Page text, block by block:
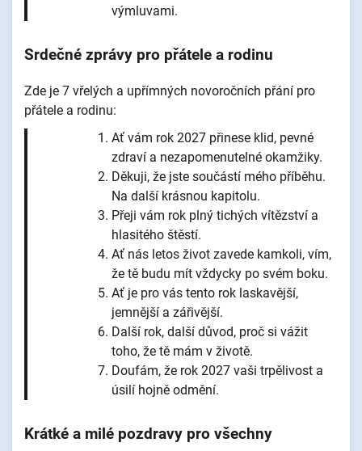
výmluvami.
Srdečné zprávy pro přátele a rodinu
Zde je 7 vřelých a upřímných novoročních přání pro
přátele a rodinu:
Ať vám rok 2027 přinese klid, pevné
zdraví a nezapomenutelné okamžiky.
Děkuji, že jste součástí mého příběhu.
Na další krásnou kapitolu.
Přeji vám rok plný tichých vítězství a
hlasitého štěstí.
Ať nás letos život zavede kamkoli, vím,
že tě budu mít vždycky po svém boku.
Ať je pro vás tento rok laskavější,
jemnější a zářivější.
Další rok, další důvod, proč si vážit
toho, že tě mám v životě.
Doufám, že rok 2027 vaši trpělivost a
úsilí hojně odmění.
Krátké a milé pozdravy pro všechny